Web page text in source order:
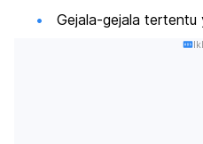
Gejala-gejala tertentu